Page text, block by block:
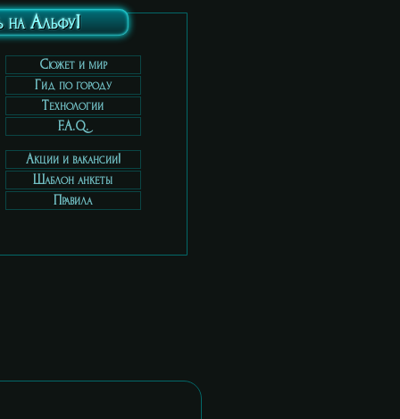
на Альфу!
Cюжет и мир
Гид по городу
Технологии
F.A.Q.
Акции и вакансии!
Шаблон анкеты
Правила